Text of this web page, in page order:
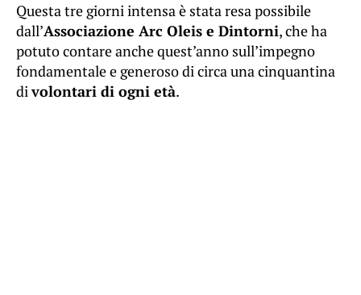
Questa tre giorni intensa è stata resa possibile
dall’Associazione Arc Oleis e Dintorni, che ha
potuto contare anche quest’anno sull’impegno
fondamentale e generoso di circa una cinquantina
divolontari di ogni età.